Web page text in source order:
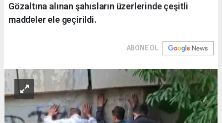
Gözaltına alınan şahısların üzerlerinde çeşitli
maddeler ele geçirildi.
ABONE OL